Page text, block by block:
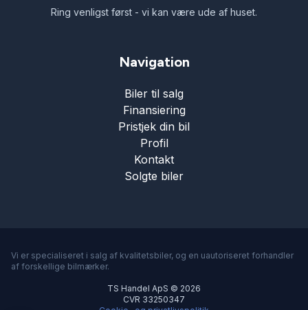
Ring venligst først - vi kan være ude af huset.
Navigation
Biler til salg
Finansiering
Pristjek din bil
Profil
Kontakt
Solgte biler
Vi er specialiseret i salg af kvalitetsbiler, og en uautoriseret forhandler
af forskellige bilmærker.
TS Handel ApS © 2026
CVR 33250347